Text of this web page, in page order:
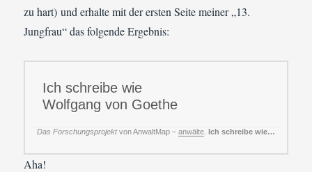
zu hart) und erhalte mit der ersten Seite meiner „13.
Jungfrau“ das folgende Ergebnis:
Ich schreibe wie
Wolfgang von Goethe
Das Forschungsprojektvon AnwaltMap –anwälte .Ich schreibe wie…
Aha!